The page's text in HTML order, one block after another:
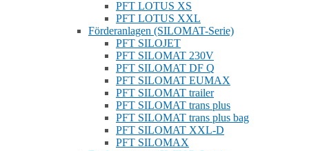
PFT LOTUS XS
PFT LOTUS XXL
Förderanlagen (SILOMAT-Serie)
PFT SILOJET
PFT SILOMAT 230V
PFT SILOMAT DF Q
PFT SILOMAT EUMAX
PFT SILOMAT trailer
PFT SILOMAT trans plus
PFT SILOMAT trans plus bag
PFT SILOMAT XXL-D
PFT SILOMAX